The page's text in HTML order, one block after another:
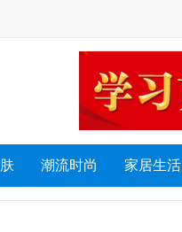
潮流时尚 家居生活